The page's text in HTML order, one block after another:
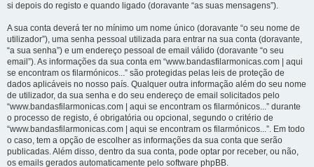
si depois do registo e quando ligado (doravante “as suas mensagens”).
A sua conta deverá ter no mínimo um nome único (doravante “o seu nome de
utilizador”), uma senha pessoal utilizada para entrar na sua conta (doravante,
“a sua senha”) e um endereço pessoal de email válido (doravante “o seu
email”). As informações da sua conta em “www.bandasfilarmonicas.com | aqui
se encontram os filarmónicos...” são protegidas pelas leis de proteção de
dados aplicáveis no nosso país. Qualquer outra informação além do seu nome
de utilizador, da sua senha e do seu endereço de email solicitados pelo
“www.bandasfilarmonicas.com | aqui se encontram os filarmónicos...” durante
o processo de registo, é obrigatória ou opcional, segundo o critério de
“www.bandasfilarmonicas.com | aqui se encontram os filarmónicos...”. Em todo
o caso, tem a opção de escolher as informações da sua conta que serão
publicadas. Além disso, dentro da sua conta, pode optar por receber, ou não,
os emails gerados automaticamente pelo software phpBB.